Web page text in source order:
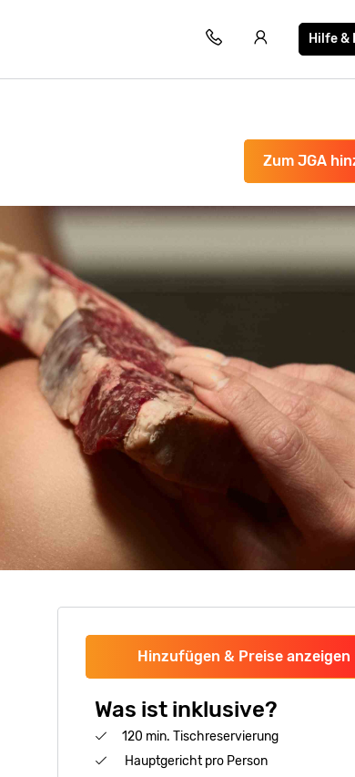
Hilfe
Zum JGA
Hinzufügen & Preise anzeigen
Was ist inklusive?
120 min. Tischreservierung
Hauptgericht pro Person